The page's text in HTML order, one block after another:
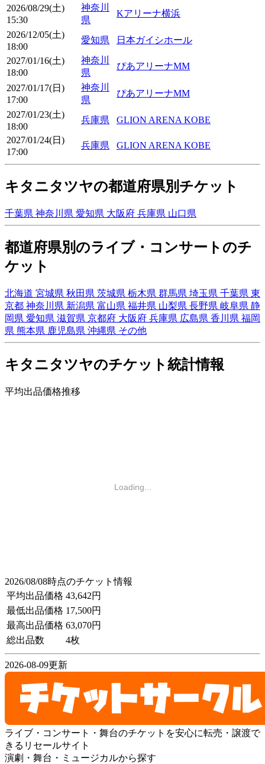
2026/08/29(土)
15:30
神奈川
県
Kアリーナ横浜
2026/12/05(土)
18:00
愛知県 日本ガイシホール
2027/01/16(土)
18:00
神奈川
県
ぴあアリーナMM
2027/01/17(日)
17:00
神奈川
県
ぴあアリーナMM
2027/01/23(土)
18:00
兵庫県
GLION ARENA KOBE
2027/01/24(日)
17:00
兵庫県 GLION ARENA KOBE
キタニタツヤの都道府県別チケット
千葉県 神奈川県 愛知県 大阪府 兵庫県 山口県
都道府県別のライブ・コンサートのチ
ケット
北海道 宮城県 秋田県 茨城県 栃木県 群馬県 埼玉県 千葉県 東
京都 神奈川県 新潟県 富山県 福井県 山梨県 長野県 岐阜県 静
岡県 愛知県 滋賀県 京都府 大阪府 兵庫県 広島県 香川県 福岡
県 熊本県 鹿児島県 沖縄県 その他
キタニタツヤのチケット統計情報
平均出品価格推移
Loading...
2026/08/08時点のチケット情報
平均出品価格 43,642円
最低出品価格 17,500円
最高出品価格 63,070円
総出品数
4枚
2026-08-09更新
ライブ・コンサート・舞台のチケットを安心に転売・譲渡で
きるリセールサイト
演劇・舞台・ミュージカルから探す